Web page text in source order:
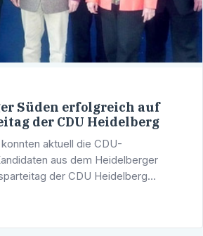
Süden erfolgreich auf
der CDU Heidelberg
aktuell die CDU-
aus dem Heidelberger
der CDU Heidelberg